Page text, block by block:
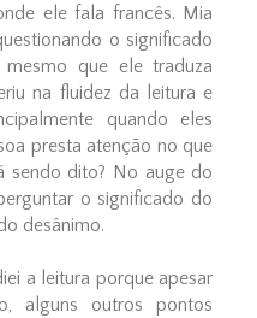
ele fala francês. Mia
o significado
que ele traduza
na fluidez da leitura e
quando eles
presta atenção no que
sendo dito? No auge do
o significado do
desânimo.
a leitura porque apesar
alguns outros pontos